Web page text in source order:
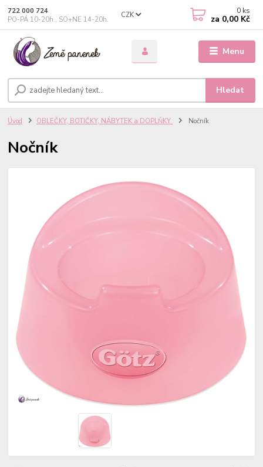
Menu
CZK
Hledat
722 000 724
PO-PÁ 10-20h., SO+NE 14-20h.
0 ks
za 0,00 Kč
Úvod OBLEČKY, BOTIČKY, NÁBYTEK a DOPLŇKY Nočník
Nočník